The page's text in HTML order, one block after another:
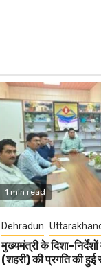
1 min read
Dehradun
मुख्यमंत्री के दिशा-
(शहरी) की प्रगति की हुई